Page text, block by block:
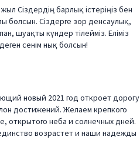
Сіздердің барлық істеріңіз бен
болсын. Сіздерге зор денсаулық,
шуақты күндер тілейміз. Еліміз
сенім нық болсын!
новый 2021 год откроет дорогу
достижений. Желаем крепкого
открытого неба и солнечных дней.
возрастет и наши надежды